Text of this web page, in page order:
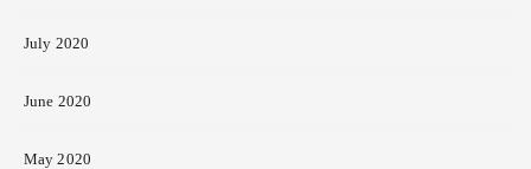
July 2020
June 2020
May 2020